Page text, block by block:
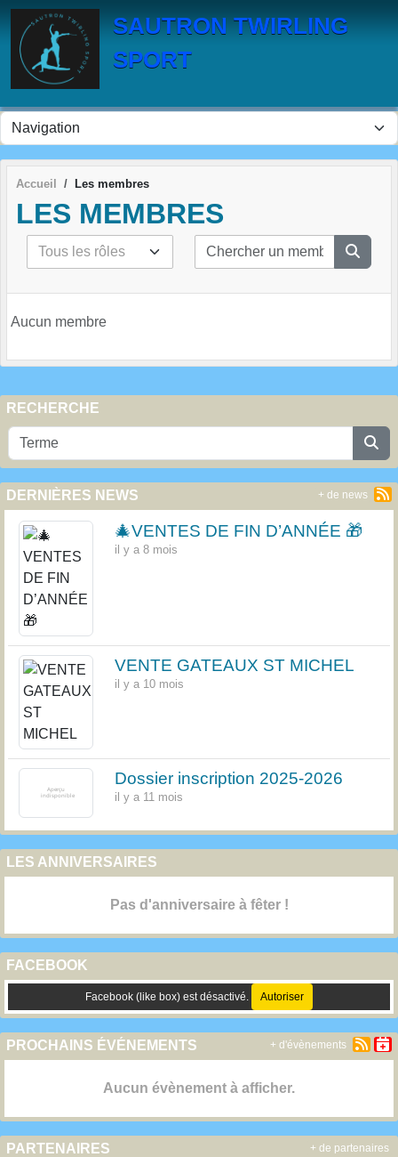
SAUTRON TWIRLING
SPORT
Accueil Les membres
LES MEMBRES
Aucun membre
RECHERCHE
DERNIÈRES NEWS
🎄VENTES DE FIN D’ANNÉE 🎁
il y a 8 mois
VENTE GATEAUX ST MICHEL
il y a 10 mois
Dossier inscription 2025-2026
il y a 11 mois
+ de news
LES ANNIVERSAIRES
Pas d'anniversaire à fêter !
FACEBOOK
Facebook (like box) est désactivé. Autoriser
PROCHAINS ÉVÉNEMENTS
Aucun évènement à afficher.
+ d'évènements
PARTENAIRES + de partenaires
Panneau de gestion des cookies